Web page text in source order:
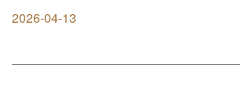
時出問題。本篇不講空泛理論，而是從實務經
2026-04-13